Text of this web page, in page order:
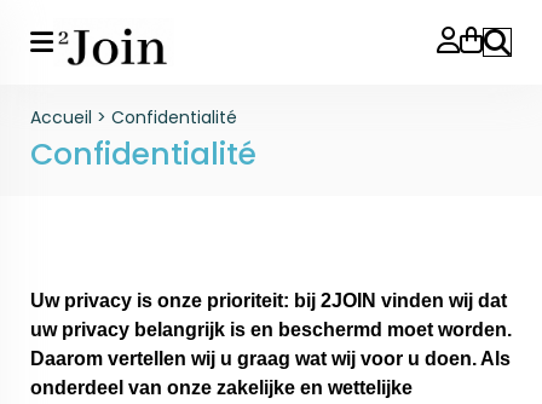
Accueil > Confidentialité
Confidentialité
Uw privacy is onze prioriteit: bij 2JOIN vinden wij dat
uw privacy belangrijk is en beschermd moet worden.
Daarom vertellen wij u graag wat wij voor u doen. Als
onderdeel van onze zakelijke en wettelijke